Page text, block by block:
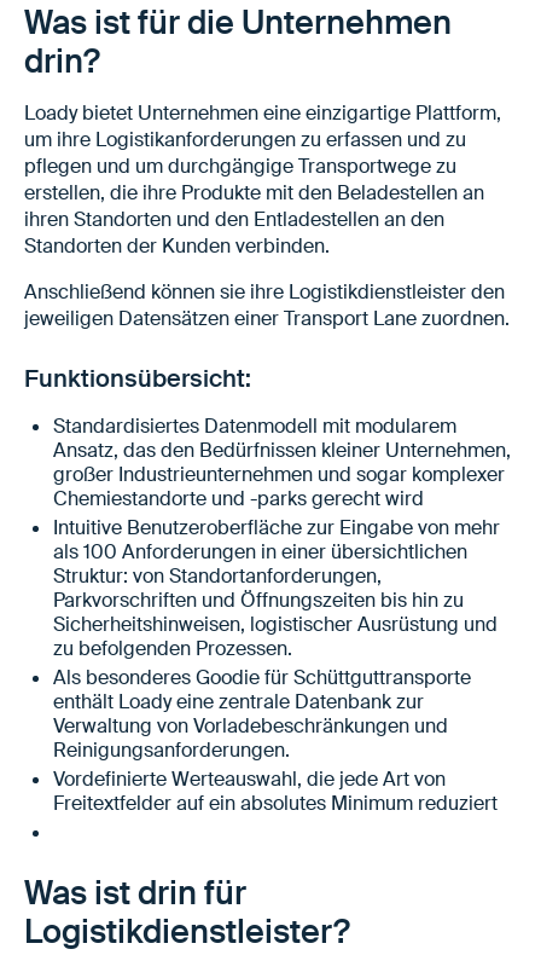
Was ist für die Unternehmen
drin?
Loady bietet Unternehmen eine einzigartige Plattform,
um ihre Logistikanforderungen zu erfassen und zu
pflegen und um durchgängige Transportwege zu
erstellen, die ihre Produkte mit den Beladestellen an
ihren Standorten und den Entladestellen an den
Standorten der Kunden verbinden.
Anschließend können sie ihre Logistikdienstleister den
jeweiligen Datensätzen einer Transport Lane zuordnen.
Funktionsübersicht:
Standardisiertes Datenmodell mit modularem
Ansatz, das den Bedürfnissen kleiner Unternehmen,
großer Industrieunternehmen und sogar komplexer
Chemiestandorte und -parks gerecht wird
Intuitive Benutzeroberfläche zur Eingabe von mehr
als 100 Anforderungen in einer übersichtlichen
Struktur: von Standortanforderungen,
Parkvorschriften und Öffnungszeiten bis hin zu
Sicherheitshinweisen, logistischer Ausrüstung und
zu befolgenden Prozessen.
Als besonderes Goodie für Schüttguttransporte
enthält Loady eine zentrale Datenbank zur
Verwaltung von Vorladebeschränkungen und
Reinigungsanforderungen.
Vordefinierte Werteauswahl, die jede Art von
Freitextfelder auf ein absolutes Minimum reduziert
Was ist drin für
Logistikdienstleister?